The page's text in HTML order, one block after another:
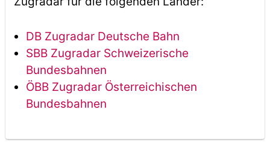
DB Zugradar Deutsche Bahn
SBB Zugradar Schweizerische
Bundesbahnen
ÖBB Zugradar Österreichischen
Bundesbahnen